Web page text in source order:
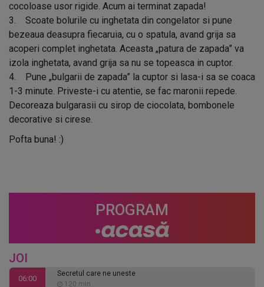
cocoloase usor rigide. Acum ai terminat zapada!
3. Scoate bolurile cu inghetata din congelator si pune
bezeaua deasupra fiecaruia, cu o spatula, avand grija sa
acoperi complet inghetata. Aceasta „patura de zapada” va
izola inghetata, avand grija sa nu se topeasca in cuptor.
4. Pune „bulgarii de zapada” la cuptor si lasa-i sa se coaca
1-3 minute. Priveste-i cu atentie, se fac maronii repede.
Decoreaza bulgarasii cu sirop de ciocolata, bombonele
decorative si cirese.
Pofta buna! :)
PROGRAM
JOI
06:00
Secretul care ne uneste
120 min